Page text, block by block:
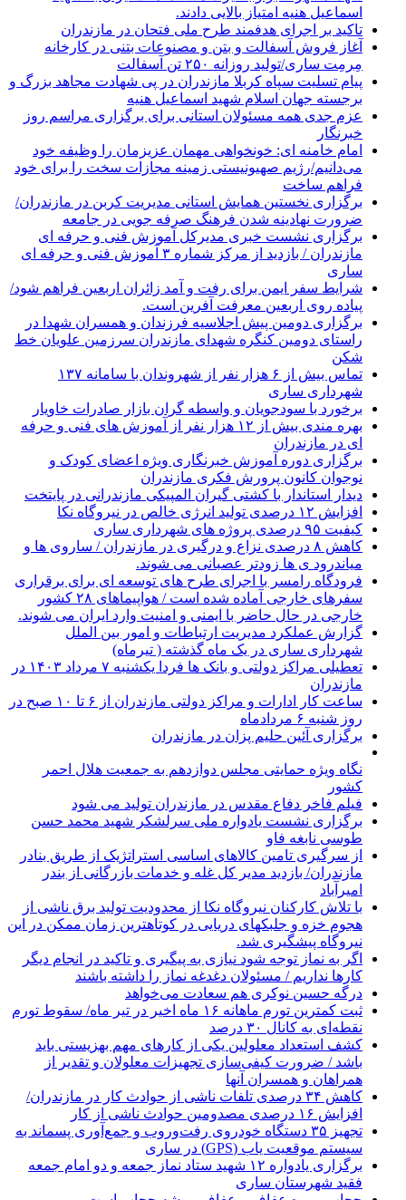
اسماعیل هنیه امتیاز بالایی دادند.
تاکید بر اجرای هدفمند طرح ملی فتحان در مازندران
آغاز فروش آسفالت و بتن و مصنوعات بتنی در کارخانه
مِرمِت ساری/تولید روزانه ۲۵۰ تن آسفالت
پیام تسلیت سپاه کربلا مازندران در پی شهادت مجاهد بزرگ و
برجسته جهان اسلام شهید اسماعیل هنیه
عزم جدی همه مسئولان استانی برای برگزاری مراسم روز
خبرنگار
امام خامنه ای: خونخواهی مهمان عزیزمان را وظیفه خود
می‌دانیم/رژیم صهیونیستی زمینه مجازات سخت را برای خود
فراهم ساخت
برگزاری نخستین همایش استانی مدیریت کربن در مازندران/
ضرورت نهادینه شدن فرهنگ صرفه جویی در جامعه
برگزاری نشست خبری مدیرکل آموزش فنی و حرفه ای
مازندران / بازدید از مرکز شماره ۳ آموزش فنی و حرفه ای
ساری
شرایط سفر ایمن برای رفت و آمد زائران اربعین فراهم شود/
پیاده روی اربعین معرفت آفرین است.
برگزاری دومین پیش اجلاسیه فرزندان و همسران شهدا در
راستای دومین کنگره شهدای مازندران سرزمین علویان خط
شکن
تماس بیش از ۶ هزار نفر از شهروندان با سامانه ۱۳۷
شهرداری ساری
برخورد با سودجویان و واسطه گران بازار صادرات خاویار
بهره مندی بیش از ۱۲ هزار نفر از آموزش های فنی و حرفه
ای در مازندران
برگزاری دوره آموزش خبرنگاری ویژه اعضای کودک و
نوجوان کانون پرورش فکری مازندران
دیدار استاندار با کشتی گیران المپیکی مازندرانی در پایتخت
افزایش ۱۲ درصدی تولید انرژی خالص در نیروگاه نکا
کیفیت ۹۵ درصدی پروژه های شهرداری ساری
کاهش ۸ درصدی نزاع و درگیری در مازندران / ساروی ها و
میاندرود ی ها زودتر عصبانی می شوند.
فرودگاه رامسر با اجرای طرح های توسعه ای برای برقراری
سفرهای خارجی آماده شده است / هواپیماهای ۲۸ کشور
خارجی در حال حاضر با ایمنی و امنیت وارد ایران می شوند.
گزارش عملکرد مدیریت ارتباطات و امور بین الملل
شهرداری ساری در یک ماه گذشته ( تیرماه)
تعطیلی مراکز دولتی و بانک ها فردا یکشنبه ۷ مرداد ۱۴۰۳ در
مازندران
ساعت کار ادارات و مراکز دولتی مازندران از ۶ تا ۱۰ صبح در
روز شنبه ۶ مردادماه
برگزاری آئین حلیم پزان در مازندران
نگاه ویژه حمایتی مجلس دوازدهم به جمعیت هلال احمر
کشور
فیلم فاخر دفاع مقدس در مازندران تولید می شود
برگزاری نشست یادواره ملی سرلشکر شهید محمد حسن
طوسی نابغه فاو
از سرگیری تامین کالاهای اساسی استراتژیک از طریق بنادر
مازندران/ بازدید مدیر کل غله و خدمات بازرگانی از بندر
امیرآباد
با تلاش کارکنان نیروگاه نکا از محدودیت تولید برق ناشی از
هجوم خزه و جلبکهای دریایی در کوتاهترین زمان ممکن در این
نیروگاه پیشگیری شد.
اگر به نماز توجه شود نیازی به پیگیری و تاکید در انجام دیگر
کارها نداریم / مسئولان دغدغه نماز را داشته باشند
درگه حسین نوکری هم سعادت می‌خواهد
ثبت کمترین تورم ماهانه ۱۶ ماه اخیر در تیر ماه/ سقوط تورم
نقطه‌ای به کانال ۳۰ درصد
کشف استعداد معلولین یکی از کارهای مهم بهزیستی باید
باشد / ضرورت کیفی‌سازی تجهیزات معلولان و تقدیر از
همراهان و همسران آنها
کاهش ۳۴ درصدی تلفات ناشی از حوادث كار در مازندران/
افزایش ۱۶ درصدی مصدومین حوادث ناشی از کار
تجهیز ۳۵ دستگاه خودروی رفت‌وروب و جمع‌آوری پسماند به
سیستم موقعیت یاب (GPS) در ساری
برگزاری یادواره ۱۲ شهید ستاد نماز جمعه و دو امام جمعه
فقید شهرستان ساری